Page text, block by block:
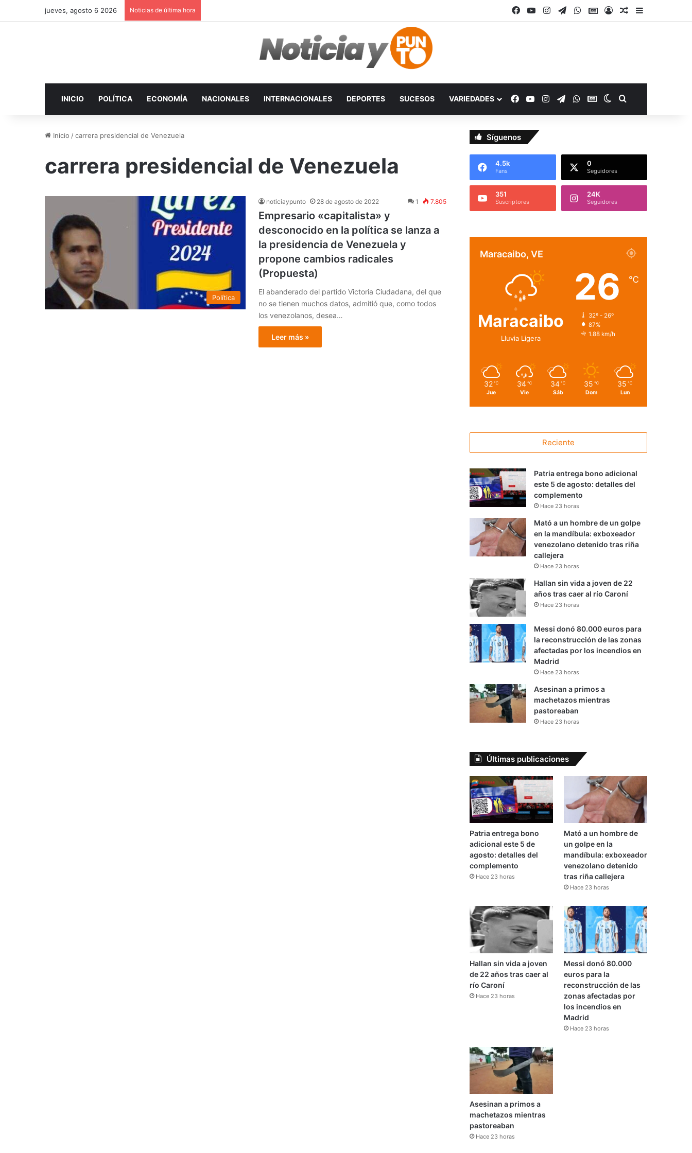
jueves, agosto 6 2026 Noticias de última hora Facebook
YouTubeInstagram
TelegramWhatsApp
Google Noticias
AccesoPublicación al
Barra lateral
INICIO POLÍTICA ECONOMÍA NACIONALES INTERNACIONALES DEPORTES SUCESOS VARIEDADES Facebook
YouTubeInstagram
Telegram
WhatsApp
Google Noticias
Switch skin
Inicio /carrera presidencial de Venezuela
carrera presidencial de Venezuela
Política
noticiaypunto 28 de agosto de 2022 1 7.805
Empresario «capitalista» y
desconocido en la política se lanza a
la presidencia de Venezuela y
propone cambios radicales
(Propuesta)
El abanderado del partido Victoria Ciudadana, del que
no se tienen muchos datos, admitió que, como todos
los venezolanos, desea…
Leer más »
Síguenos
4.5k
Fans
0
Seguidores
351
Suscriptores
24K
Seguidores
Maracaibo, VE
Maracaibo
Lluvia Ligera
26 ℃
32º - 26º
87%
1.88 km/h
32 ℃
Jue
34 ℃
Vie
34 ℃
Sáb
35 ℃
Dom
35 ℃
Lun
Reciente
Patria entrega bono adicional
este 5 de agosto: detalles del
complemento
Hace 23 horas
Mató a un hombre de un golpe
en la mandíbula: exboxeador
venezolano detenido tras riña
callejera
Hace 23 horas
Hallan sin vida a joven de 22
años tras caer al río Caroní
Hace 23 horas
Messi donó 80.000 euros para
la reconstrucción de las zonas
afectadas por los incendios en
Madrid
Hace 23 horas
Asesinan a primos a
machetazos mientras
pastoreaban
Hace 23 horas
Últimas publicaciones
Patria entrega bono
adicional este 5 de
agosto: detalles del
complemento
Hace 23 horas
Mató a un hombre de
un golpe en la
mandíbula: exboxeador
venezolano detenido
tras riña callejera
Hace 23 horas
Hallan sin vida a joven
de 22 años tras caer al
río Caroní
Hace 23 horas
Messi donó 80.000
euros para la
reconstrucción de las
zonas afectadas por
los incendios en
Madrid
Hace 23 horas
Asesinan a primos a
machetazos mientras
pastoreaban
Hace 23 horas